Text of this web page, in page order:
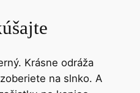
Krásne odráža
na slnko. A